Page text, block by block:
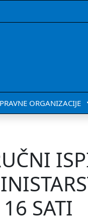
ORGANIZACIJE
SATI